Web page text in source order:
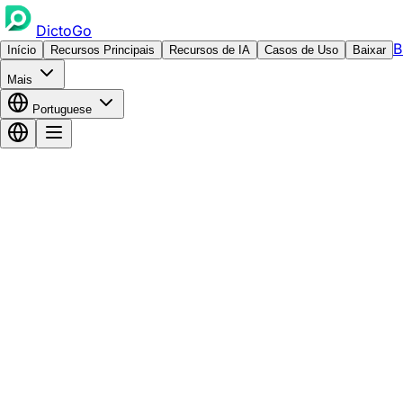
DictoGo
Início Recursos Principais Recursos de IA Casos de Uso Baixar
Mais
Portuguese